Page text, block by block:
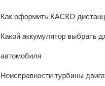
Как оформить КАСКО
Какой аккумулятор выбрать
автомобиля
Неисправности турбины